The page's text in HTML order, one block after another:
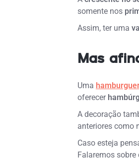
somente nos
Assim, ter uma
Mas
Uma
oferecer
A decoração
anteriores como
Caso esteja
Falaremos